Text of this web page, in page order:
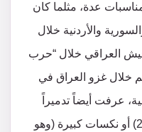
عدة، مثلما كان
والأردنية خلال
و1967 و1973، والجيش العراقي خلال “حرب
الكويت” في 1990 و1991 ثم خلال غزو العراق في
عرفت أيضاً تدميراً
كاملاً (مثل الجيش الليبي في 2011) أو نكسات كبيرة (وهو